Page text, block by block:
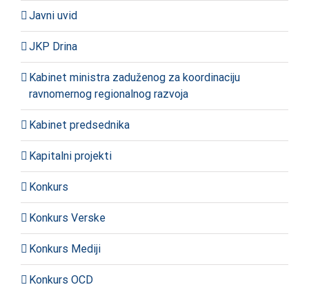
Javni uvid
JKP Drina
Kabinet ministra zaduženog za koordinaciju
ravnomernog regionalnog razvoja
Kabinet predsednika
Kapitalni projekti
Konkurs
Konkurs Verske
Konkurs Mediji
Konkurs OCD